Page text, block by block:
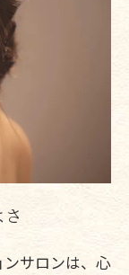
サロンは、心